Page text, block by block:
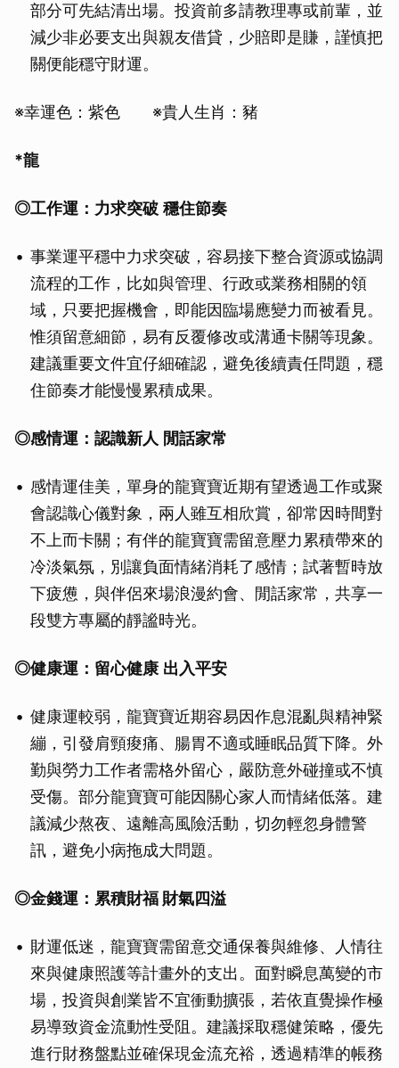
部分可先結清出場。投資前多請教理專或前輩，並
減少非必要支出與親友借貸，少賠即是賺，謹慎把
關便能穩守財運。
※幸運色：紫色 ※貴人生肖：豬
*龍
◎工作運：力求突破 穩住節奏
事業運平穩中力求突破，容易接下整合資源或協調
流程的工作，比如與管理、行政或業務相關的領
域，只要把握機會，即能因臨場應變力而被看見。
惟須留意細節，易有反覆修改或溝通卡關等現象。
建議重要文件宜仔細確認，避免後續責任問題，穩
住節奏才能慢慢累積成果。
◎感情運：認識新人 閒話家常
感情運佳美，單身的龍寶寶近期有望透過工作或聚
會認識心儀對象，兩人雖互相欣賞，卻常因時間對
不上而卡關；有伴的龍寶寶需留意壓力累積帶來的
冷淡氣氛，別讓負面情緒消耗了感情；試著暫時放
下疲憊，與伴侶來場浪漫約會、閒話家常，共享一
段雙方專屬的靜謐時光。
◎健康運：留心健康 出入平安
健康運較弱，龍寶寶近期容易因作息混亂與精神緊
繃，引發肩頸痠痛、腸胃不適或睡眠品質下降。外
勤與勞力工作者需格外留心，嚴防意外碰撞或不慎
受傷。部分龍寶寶可能因關心家人而情緒低落。建
議減少熬夜、遠離高風險活動，切勿輕忽身體警
訊，避免小病拖成大問題。
◎金錢運： 累積財福 財氣四溢
財運低迷，龍寶寶需留意交通保養與維修、人情往
來與健康照護等計畫外的支出。面對瞬息萬變的市
場，投資與創業皆不宜衝動擴張，若依直覺操作極
易導致資金流動性受阻。建議採取穩健策略，優先
進行財務盤點並確保現金流充裕，透過精準的帳務